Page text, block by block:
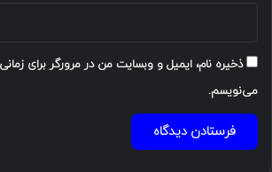
ذخیره نام، ایمیل و وبسایت من در مرورگر برای
می‌نویسم.